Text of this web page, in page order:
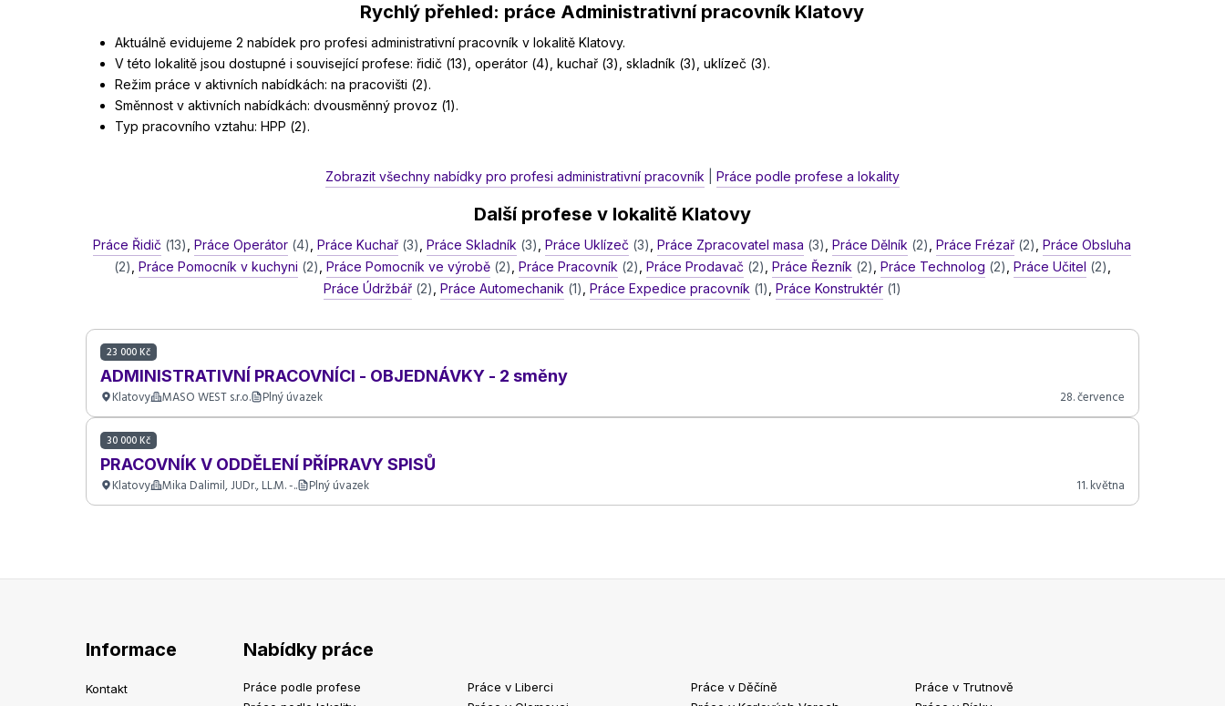
Rychlý přehled: práce Administrativní pracovník Klatovy
Aktuálně evidujeme 2 nabídek pro profesi administrativní pracovník v lokalitě Klatovy.
V této lokalitě jsou dostupné i související profese: řidič (13), operátor (4), kuchař (3), skladník (3), uklízeč (3).
Režim práce v aktivních nabídkách: na pracovišti (2).
Směnnost v aktivních nabídkách: dvousměnný provoz (1).
Typ pracovního vztahu: HPP (2).
Zobrazit všechny nabídky pro profesi administrativní pracovník Práce podle profese a lokality
Další profese v lokalitě Klatovy
Práce Řidič (13) ,Práce Operátor (4) ,Práce Kuchař (3) ,Práce Skladník (3) ,Práce Uklízeč (3) ,Práce Zpracovatel masa (3) ,Práce Dělník (2) ,Práce Frézař (2) ,Práce Obsluha
(2) Práce Pomocník v kuchyni (2) Práce Pomocník ve výrobě (2) Práce Pracovník (2) Práce Prodavač (2) Práce Řezník (2) Práce Technolog (2) Práce Učitel (2)
Práce Údržbář (2) Práce Automechanik (1) Práce Expedice pracovník (1) Práce Konstruktér (1)
23 000 Kč
ADMINISTRATIVNÍ PRACOVNÍCI - OBJEDNÁVKY - 2 směny
Klatovy MASO WEST s.r.o. Plný úvazek 28. července
30 000 Kč
PRACOVNÍK V ODDĚLENÍ PŘÍPRAVY SPISŮ
Klatovy Mika Dalimil, JUDr., LL.M. -.. Plný úvazek 11. května
Informace
Kontakt
Nabídky práce
Práce podle profese
Práce v Liberci
Práce v Děčíně
Práce v Trutnově